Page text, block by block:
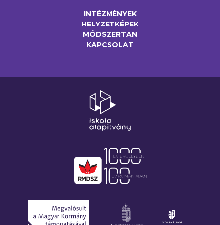
INTÉZMÉNYEK
HELYZETKÉPEK
MÓDSZERTAN
KAPCSOLAT